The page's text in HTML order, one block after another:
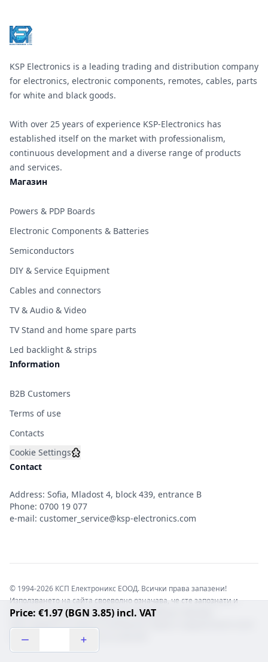
Price: €1.97 (BGN 3.85) incl. VAT
KSP Electronics is a leading trading and distribution company
for electronics, electronic components, remotes, cables, parts
for white and black goods.
With over 25 years of experience KSP-Electronics has
established itself on the market with professionalism,
continuous development and a diverse range of products
and services.
Магазин
Powers & PDP Boards
Electronic Components & Batteries
Semiconductors
DIY & Service Equipment
Cables and connectors
TV & Audio & Video
TV Stand and home spare parts
Led backlight & strips
Information
B2B Customers
Terms of use
Contacts
Cookie Settings
Contact
Address: Sofia, Mladost 4, block 439, entrance B
Phone: 0700 19 077
e-mail: customer_service@ksp-electronics.com
© 1994-2026 КСП Електроникс ЕООД. Всички права запазени!
Използването на сайта своеволно означава, че сте запознати и
съгласни с правната информация обвързваща софтуера.
отговорност с цялата сила на закона!b